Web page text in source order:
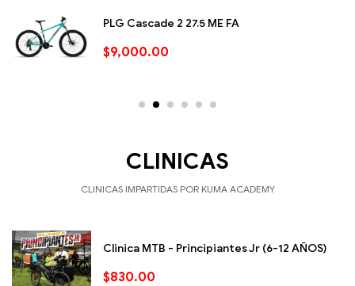
PLG Cascade 2 27.5 ME FA
$9,000.00
CLINICAS
CLINICAS IMPARTIDAS POR KUMA ACADEMY
Clinica MTB - Principiantes Jr (6-12 AÑOS)
$830.00